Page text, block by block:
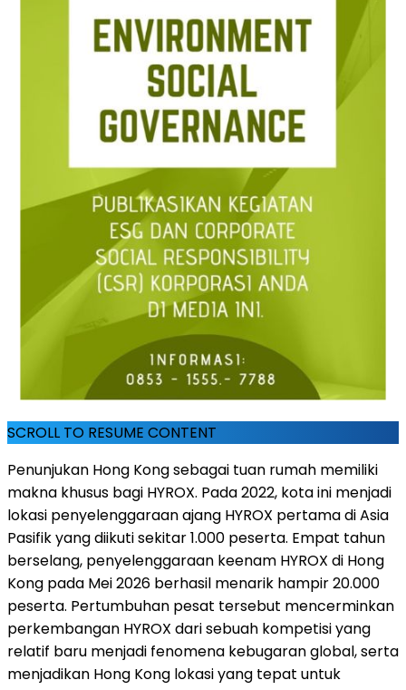
SCROLL TO RESUME CONTENT
Penunjukan Hong Kong sebagai tuan rumah memiliki
makna khusus bagi HYROX. Pada 2022, kota ini menjadi
lokasi penyelenggaraan ajang HYROX pertama di Asia
Pasifik yang diikuti sekitar 1.000 peserta. Empat tahun
berselang, penyelenggaraan keenam HYROX di Hong
Kong pada Mei 2026 berhasil menarik hampir 20.000
peserta. Pertumbuhan pesat tersebut mencerminkan
perkembangan HYROX dari sebuah kompetisi yang
relatif baru menjadi fenomena kebugaran global, serta
menjadikan Hong Kong lokasi yang tepat untuk